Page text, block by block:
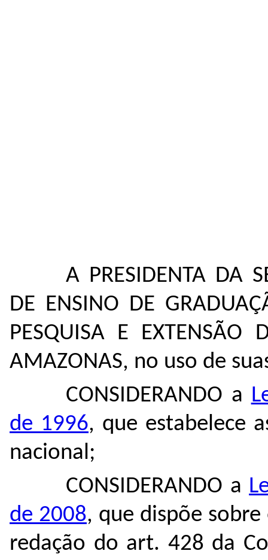
A PRESIDENTA DA
DE ENSINO DE
PESQUISA E EXTENSÃO
AMAZONAS, no uso de
CONSIDERANDO a
de 1996, que estabelece
nacional;
CONSIDERANDO a
de 2008, que dispõe
redação do art. 428 da